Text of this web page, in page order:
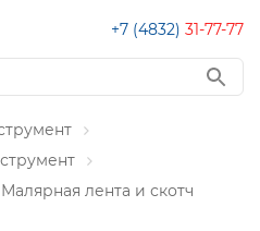
+7 (4832) 31-77-77
Малярная лента и скотч